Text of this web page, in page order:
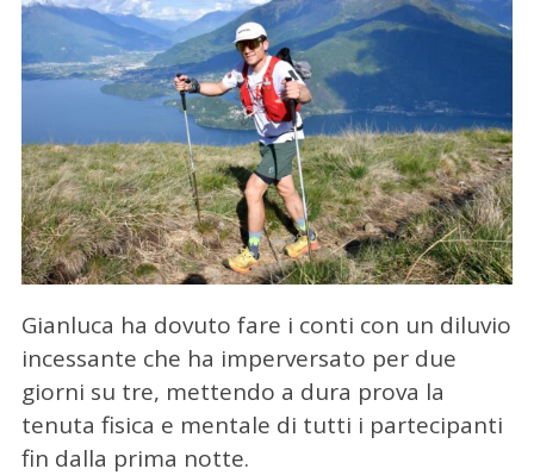
Gianluca ha dovuto fare i conti con un diluvio
incessante che ha imperversato per due
giorni su tre, mettendo a dura prova la
tenuta fisica e mentale di tutti i partecipanti
fin dalla prima notte.